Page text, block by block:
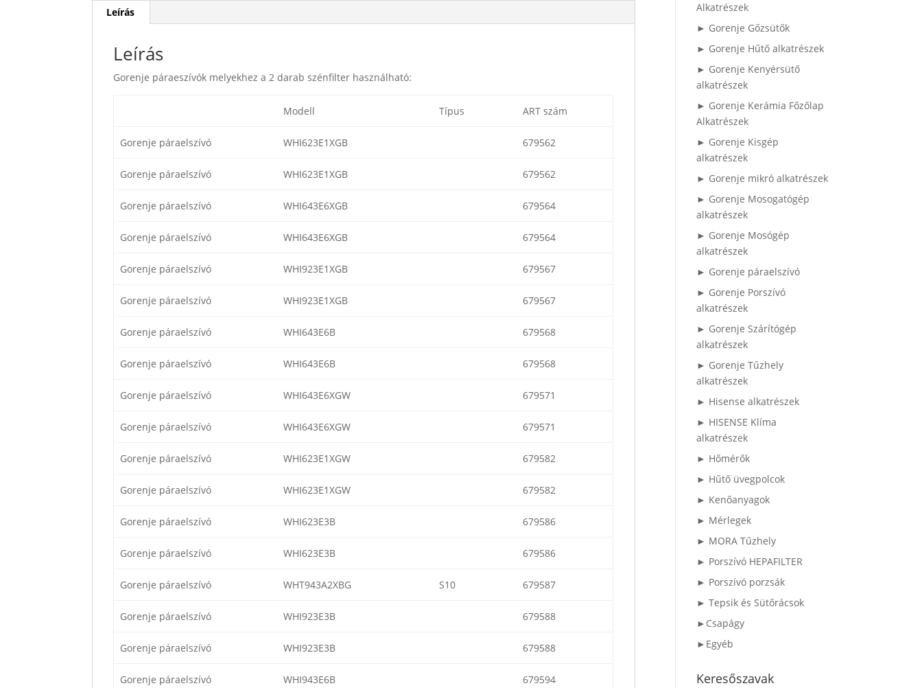
Leírás
Leírás
Gorenje páraeszívók melyekhez a 2 darab szénfilter használható:
Modell Típus ART szám
Gorenje páraelszívó WHI623E1XGB 679562
Gorenje páraelszívó WHI623E1XGB 679562
Gorenje páraelszívó WHI643E6XGB 679564
Gorenje páraelszívó WHI643E6XGB 679564
Gorenje páraelszívó WHI923E1XGB 679567
Gorenje páraelszívó WHI923E1XGB 679567
Gorenje páraelszívó WHI643E6B 679568
Gorenje páraelszívó WHI643E6B 679568
Gorenje páraelszívó WHI643E6XGW 679571
Gorenje páraelszívó WHI643E6XGW 679571
Gorenje páraelszívó WHI623E1XGW 679582
Gorenje páraelszívó WHI623E1XGW 679582
Gorenje páraelszívó WHI623E3B 679586
Gorenje páraelszívó WHI623E3B 679586
Gorenje páraelszívó WHT943A2XBG S10 679587
Gorenje páraelszívó WHI923E3B 679588
Gorenje páraelszívó WHI923E3B 679588
Gorenje páraelszívó WHI943E6B 679594
Alkatrészek
► Gorenje Gőzsütők
► Gorenje Hűtő alkatrészek
► Gorenje Kenyérsütő
alkatrészek
► Gorenje Kerámia Főzőlap
Alkatrészek
► Gorenje Kisgép
alkatrészek
► Gorenje mikró alkatrészek
► Gorenje Mosogatógép
alkatrészek
► Gorenje Mosógép
alkatrészek
► Gorenje páraelszívó
► Gorenje Porszívó
alkatrészek
► Gorenje Szárítógép
alkatrészek
► Gorenje Tűzhely
alkatrészek
► Hisense alkatrészek
► HISENSE Klíma
alkatrészek
► Hőmérők
► Hűtő üvegpolcok
► Kenőanyagok
► Mérlegek
► MORA Tűzhely
► Porszívó HEPAFILTER
► Porszívó porzsák
► Tepsik és Sütőrácsok
►Csapágy
►Egyéb
Keresőszavak